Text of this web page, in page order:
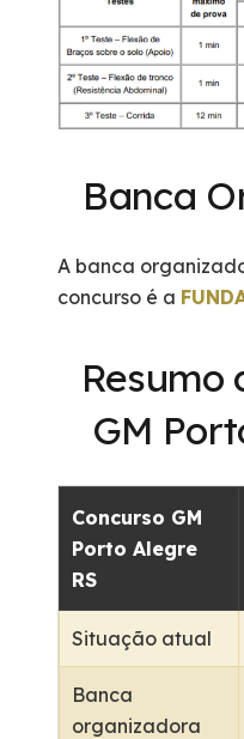
Banca
A banca
concurso é a
Resumo
GM
Concurso GM
Porto Alegre
RS
Situação atual
Banca
organizadora